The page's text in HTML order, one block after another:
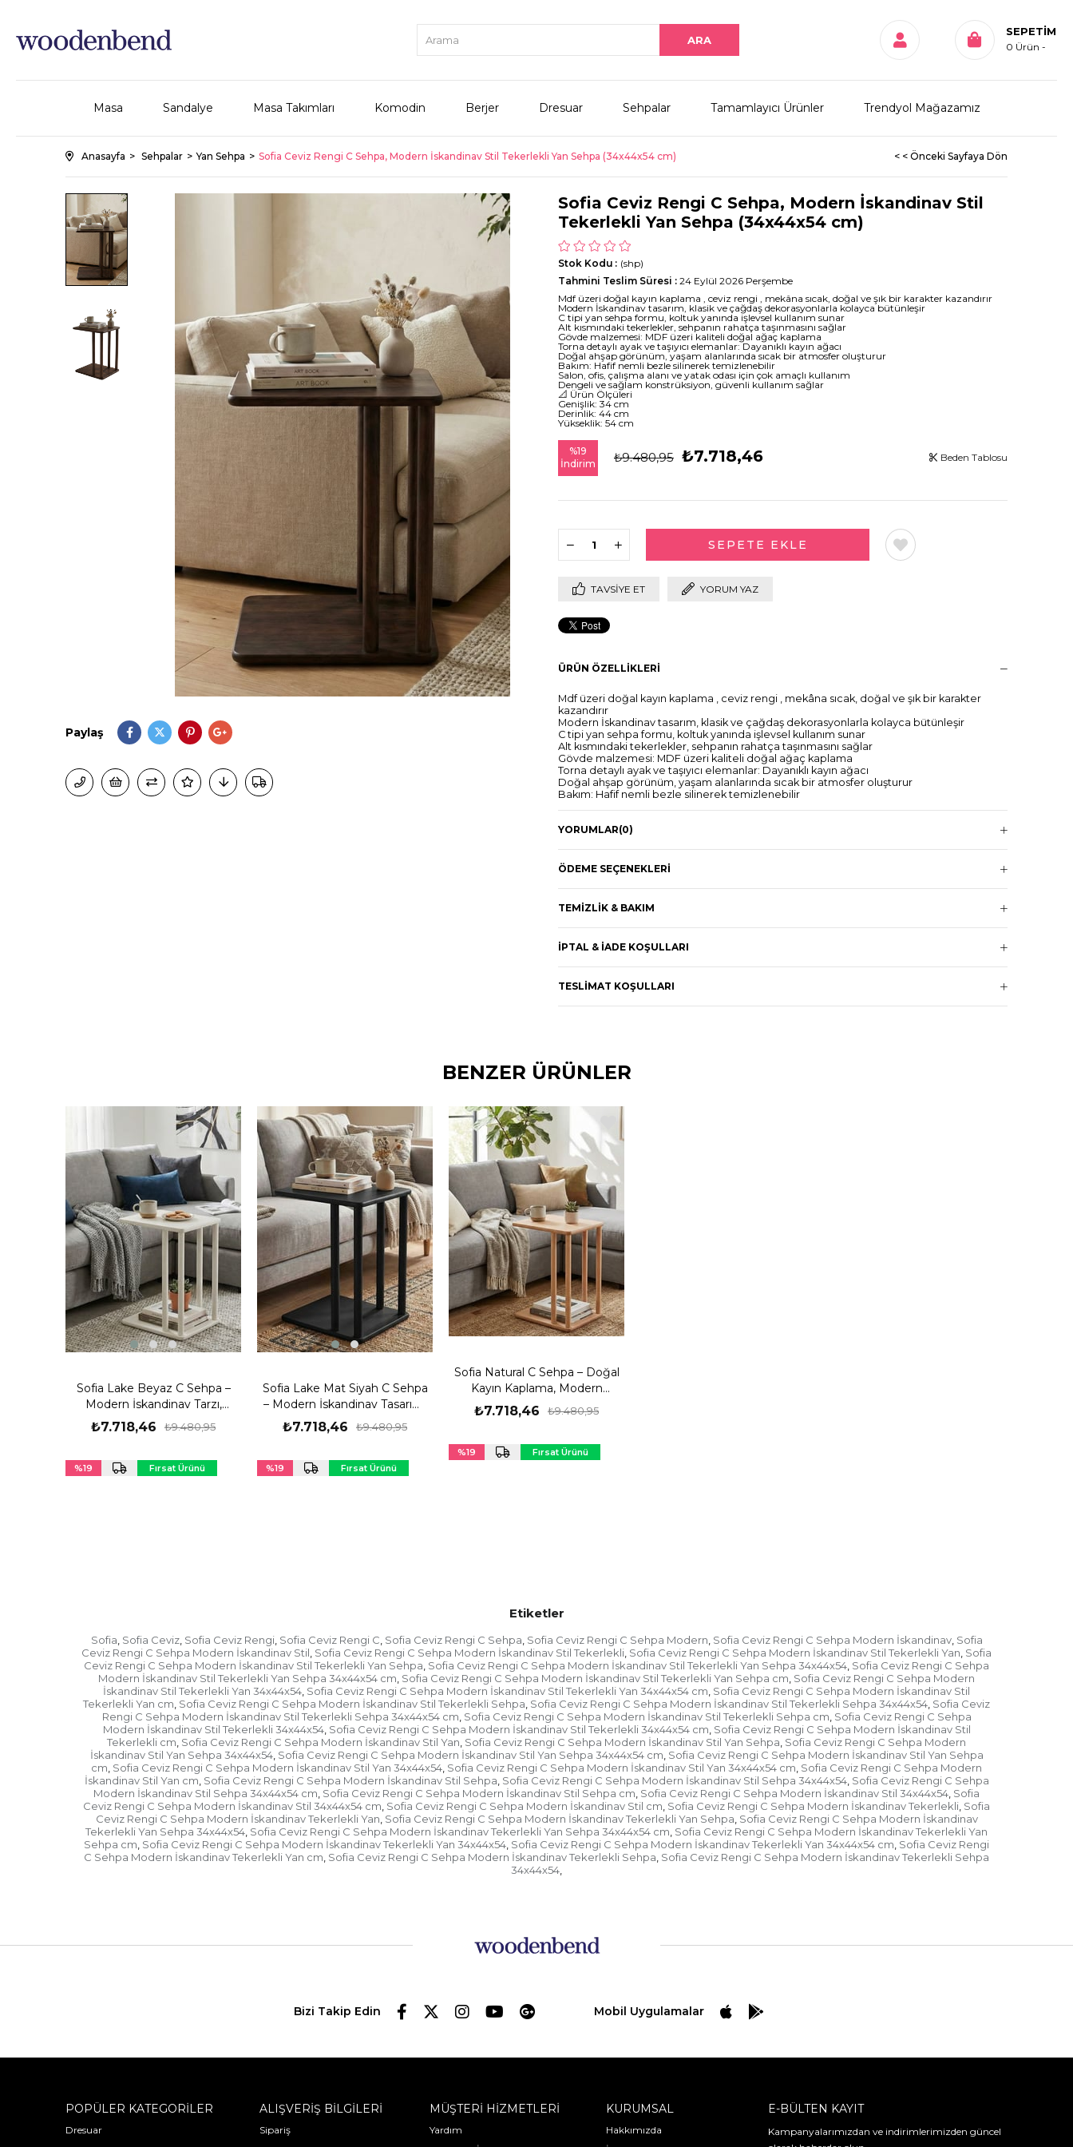
SEPETIM
0 Ürün
Masa Sandalye Masa Takımları Komodin Berjer Dresuar Sehpalar Tamamlayıcı Ürünler Trendyol Mağazamız
Anasayfa Sehpalar Yan Sehpa Sofia Ceviz Rengi C Sehpa, Modern İskandinav Stil Tekerlekli Yan Sehpa (34x44x54 cm) < < Önceki Sayfaya Dön
Paylaş
Sofia Ceviz Rengi C Sehpa, Modern İskandinav Stil
Tekerlekli Yan Sehpa (34x44x54 cm)
(shp)
Stok Kodu
Tahmini Teslim Süresi : 24 Eylül 2026 Perşembe
Mdf üzeri doğal kayın kaplama , ceviz rengi , mekâna sıcak, doğal ve şık bir karakter kazandırır
Modern İskandinav tasarım, klasik ve çağdaş dekorasyonlarla kolayca bütünleşir
C tipi yan sehpa formu, koltuk yanında işlevsel kullanım sunar
Alt kısmındaki tekerlekler, sehpanın rahatça taşınmasını sağlar
Gövde malzemesi: MDF üzeri kaliteli doğal ağaç kaplama
Torna detaylı ayak ve taşıyıcı elemanlar: Dayanıklı kayın ağacı
Doğal ahşap görünüm, yaşam alanlarında sıcak bir atmosfer oluşturur
Bakım: Hafif nemli bezle silinerek temizlenebilir
Salon, ofis, çalışma alanı ve yatak odası için çok amaçlı kullanım
Dengeli ve sağlam konstrüksiyon, güvenli kullanım sağlar
📐 Ürün Ölçüleri
Genişlik: 34 cm
Derinlik: 44 cm
Yükseklik: 54 cm
%19
İndirim
₺9.480,95 ₺7.718,46 Beden Tablosu
TAVSIYE ET YORUM YAZ
ÜRÜN ÖZELLIKLERI
Mdf üzeri doğal kayın kaplama , ceviz rengi , mekâna sıcak, doğal ve şık bir karakter
kazandırır
Modern İskandinav tasarım, klasik ve çağdaş dekorasyonlarla kolayca bütünleşir
C tipi yan sehpa formu, koltuk yanında işlevsel kullanım sunar
Alt kısmındaki tekerlekler, sehpanın rahatça taşınmasını sağlar
Gövde malzemesi: MDF üzeri kaliteli doğal ağaç kaplama
Torna detaylı ayak ve taşıyıcı elemanlar: Dayanıklı kayın ağacı
Doğal ahşap görünüm, yaşam alanlarında sıcak bir atmosfer oluşturur
Bakım: Hafif nemli bezle silinerek temizlenebilir
📐 Ürün Ölçüleri
Yükseklik: 54 cm
YORUMLAR(0)
ÖDEME SEÇENEKLERI
TEMIZLIK & BAKIM
İPTAL & İADE KOŞULLARI
TESLIMAT KOŞULLARI
BENZER ÜRÜNLER
Sofia Lake Beyaz C Sehpa –
Modern İskandinav Tarzı,
Tekerlekli MDF Lake Boya Yan
Sehpa (34x44x54 cm)
₺7.718,46 ₺9.480,95
%19 Fırsat Ürünü
Sofia Lake Mat Siyah C Sehpa
– Modern İskandinav Tasarım,
Tekerlekli Yan Sehpa,
(34x44x54 cm)
₺7.718,46 ₺9.480,95
%19 Fırsat Ürünü
Sofia Natural C Sehpa – Doğal
Kayın Kaplama, Modern
İskandinav Tasarım Tekerlekli
Yan Sehpa (34x44x54 cm)
₺7.718,46 ₺9.480,95
%19 Fırsat Ürünü
Etiketler
Sofia, Sofia Ceviz, Sofia Ceviz Rengi, Sofia Ceviz Rengi C, Sofia Ceviz Rengi C Sehpa, Sofia Ceviz Rengi C Sehpa Modern, Sofia Ceviz Rengi C Sehpa Modern İskandinav, Sofia
Ceviz Rengi C Sehpa Modern İskandinav Stil, Sofia Ceviz Rengi C Sehpa Modern İskandinav Stil Tekerlekli, Sofia Ceviz Rengi C Sehpa Modern İskandinav Stil Tekerlekli Yan, Sofia
Ceviz Rengi C Sehpa Modern İskandinav Stil Tekerlekli Yan Sehpa, Sofia Ceviz Rengi C Sehpa Modern İskandinav Stil Tekerlekli Yan Sehpa 34x44x54, Sofia Ceviz Rengi C Sehpa
Modern İskandinav Stil Tekerlekli Yan Sehpa 34x44x54 cm, Sofia Ceviz Rengi C Sehpa Modern İskandinav Stil Tekerlekli Yan Sehpa cm, Sofia Ceviz Rengi C Sehpa Modern
İskandinav Stil Tekerlekli Yan 34x44x54, Sofia Ceviz Rengi C Sehpa Modern İskandinav Stil Tekerlekli Yan 34x44x54 cm, Sofia Ceviz Rengi C Sehpa Modern İskandinav Stil
Tekerlekli Yan cm, Sofia Ceviz Rengi C Sehpa Modern İskandinav Stil Tekerlekli Sehpa, Sofia Ceviz Rengi C Sehpa Modern İskandinav Stil Tekerlekli Sehpa 34x44x54, Sofia Ceviz
Rengi C Sehpa Modern İskandinav Stil Tekerlekli Sehpa 34x44x54 cm, Sofia Ceviz Rengi C Sehpa Modern İskandinav Stil Tekerlekli Sehpa cm, Sofia Ceviz Rengi C Sehpa
Modern İskandinav Stil Tekerlekli 34x44x54, Sofia Ceviz Rengi C Sehpa Modern İskandinav Stil Tekerlekli 34x44x54 cm, Sofia Ceviz Rengi C Sehpa Modern İskandinav Stil
Tekerlekli cm, Sofia Ceviz Rengi C Sehpa Modern İskandinav Stil Yan, Sofia Ceviz Rengi C Sehpa Modern İskandinav Stil Yan Sehpa, Sofia Ceviz Rengi C Sehpa Modern
İskandinav Stil Yan Sehpa 34x44x54, Sofia Ceviz Rengi C Sehpa Modern İskandinav Stil Yan Sehpa 34x44x54 cm, Sofia Ceviz Rengi C Sehpa Modern İskandinav Stil Yan Sehpa
cm, Sofia Ceviz Rengi C Sehpa Modern İskandinav Stil Yan 34x44x54, Sofia Ceviz Rengi C Sehpa Modern İskandinav Stil Yan 34x44x54 cm, Sofia Ceviz Rengi C Sehpa Modern
İskandinav Stil Yan cm, Sofia Ceviz Rengi C Sehpa Modern İskandinav Stil Sehpa, Sofia Ceviz Rengi C Sehpa Modern İskandinav Stil Sehpa 34x44x54, Sofia Ceviz Rengi C Sehpa
Modern İskandinav Stil Sehpa 34x44x54 cm, Sofia Ceviz Rengi C Sehpa Modern İskandinav Stil Sehpa cm, Sofia Ceviz Rengi C Sehpa Modern İskandinav Stil 34x44x54, Sofia
Ceviz Rengi C Sehpa Modern İskandinav Stil 34x44x54 cm, Sofia Ceviz Rengi C Sehpa Modern İskandinav Stil cm, Sofia Ceviz Rengi C Sehpa Modern İskandinav Tekerlekli, Sofia
Ceviz Rengi C Sehpa Modern İskandinav Tekerlekli Yan, Sofia Ceviz Rengi C Sehpa Modern İskandinav Tekerlekli Yan Sehpa, Sofia Ceviz Rengi C Sehpa Modern İskandinav
Tekerlekli Yan Sehpa 34x44x54, Sofia Ceviz Rengi C Sehpa Modern İskandinav Tekerlekli Yan Sehpa 34x44x54 cm, Sofia Ceviz Rengi C Sehpa Modern İskandinav Tekerlekli Yan
Sehpa cm, Sofia Ceviz Rengi C Sehpa Modern İskandinav Tekerlekli Yan 34x44x54, Sofia Ceviz Rengi C Sehpa Modern İskandinav Tekerlekli Yan 34x44x54 cm, Sofia Ceviz Rengi
C Sehpa Modern İskandinav Tekerlekli Yan cm, Sofia Ceviz Rengi C Sehpa Modern İskandinav Tekerlekli Sehpa, Sofia Ceviz Rengi C Sehpa Modern İskandinav Tekerlekli Sehpa
34x44x54,
Bizi Takip Edin Mobil Uygulamalar
POPÜLER KATEGORİLER
Dresuar
ALIŞVERİŞ BİLGİLERİ
Sipariş
MÜŞTERİ HİZMETLERİ
Yardım
KURUMSAL
Hakkımızda
E-BÜLTEN KAYIT
Kampanyalarımızdan ve indirimlerimizden güncel